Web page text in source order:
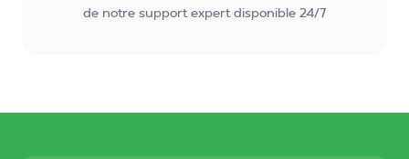
de notre support expert disponible 24/7